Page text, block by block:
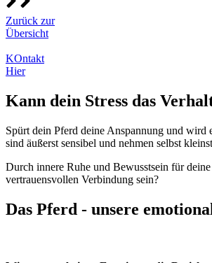
Zurück zur
Übersicht
KOntakt
Hier
Kann dein Stress das
Spürt dein Pferd deine Anspannung und wird
sind äußerst sensibel und nehmen selbst
Durch innere Ruhe und Bewusstsein für
vertrauensvollen Verbindung sein?
Das Pferd - unsere